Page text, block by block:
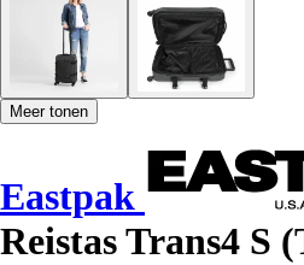
Meer tonen
Eastpak
Reistas Trans4 S